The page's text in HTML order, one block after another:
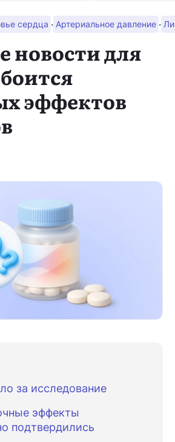
сердца · Артериальное давление ·
новости для
эффектов
за исследование
эффекты
подтвердились